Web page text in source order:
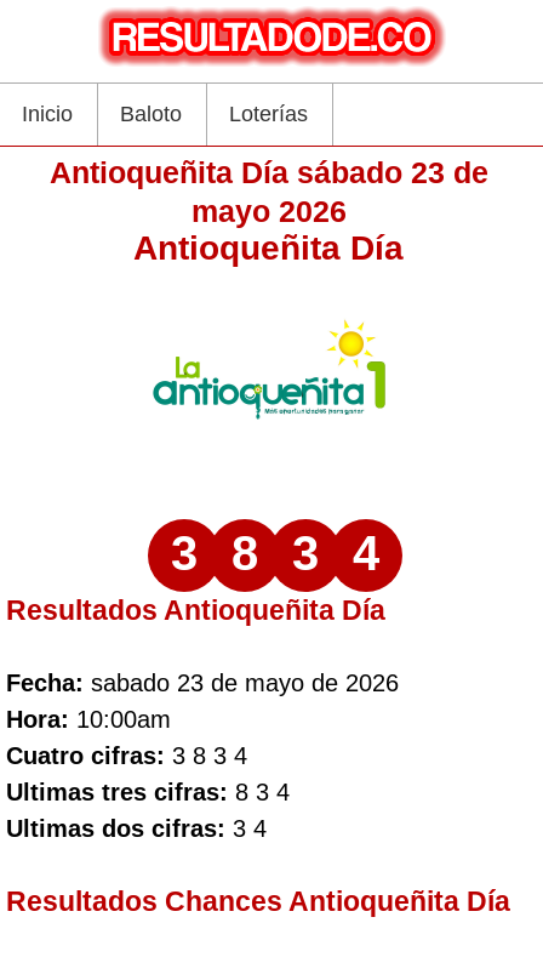
Inicio Baloto Loterías
Antioqueñita Día sábado 23 de
mayo 2026
Antioqueñita Día
3 8 3 4
Resultados Antioqueñita Día
Fecha: sabado 23 de mayo de 2026
Hora: 10:00am
Cuatro cifras: 3 8 3 4
Ultimas tres cifras: 8 3 4
Ultimas dos cifras: 3 4
Resultados Chances Antioqueñita Día